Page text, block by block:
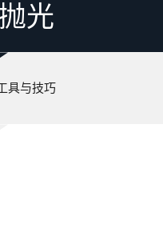
光
具与技巧